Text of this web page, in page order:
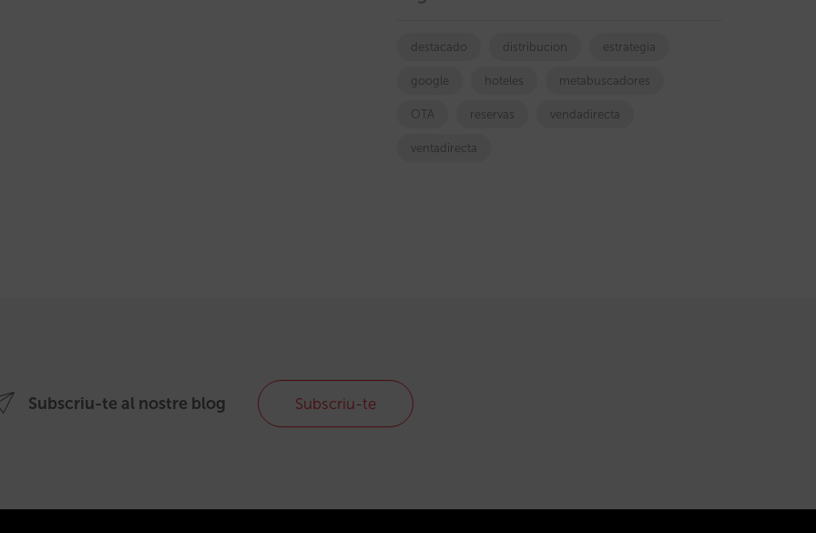
destacado distribucion estrategia
google hoteles metabuscadores
OTA reservas vendadirecta
ventadirecta
Subscriu-te al nostre blog Subscriu-te